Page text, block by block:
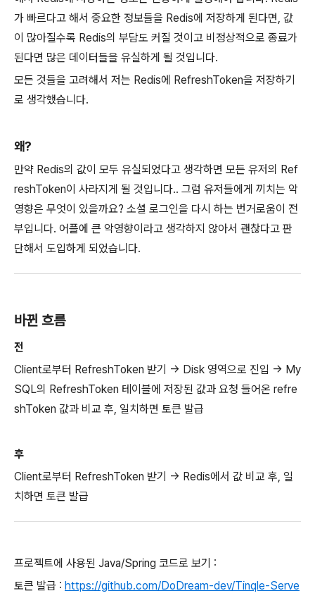
가 빠르다고 해서 중요한 정보들을 Redis에 저장하게 된다면, 값
이 많아질수록 Redis의 부담도 커질 것이고 비정상적으로 종료가
된다면 많은 데이터들을 유실하게 될 것입니다.
모든 것들을 고려해서 저는 Redis에 RefreshToken을 저장하기
로 생각했습니다.
왜?
만약 Redis의 값이 모두 유실되었다고 생각하면 모든 유저의 Ref
reshToken이 사라지게 될 것입니다.. 그럼 유저들에게 끼치는 악
영향은 무엇이 있을까요? 소셜 로그인을 다시 하는 번거로움이 전
부입니다. 어플에 큰 악영향이라고 생각하지 않아서 괜찮다고 판
단해서 도입하게 되었습니다.
바뀐 흐름
전
Client로부터 RefreshToken 받기 -> Disk 영역으로 진입 -> My
SQL의 RefreshToken 테이블에 저장된 값과 요청 들어온 refre
shToken 값과 비교 후, 일치하면 토큰 발급
후
Client로부터 RefreshToken 받기 -> Redis에서 값 비교 후, 일
치하면 토큰 발급
프로젝트에 사용된 Java/Spring 코드로 보기 :
토큰 발급 : https://github.com/DoDream-dev/Tinqle-Serve